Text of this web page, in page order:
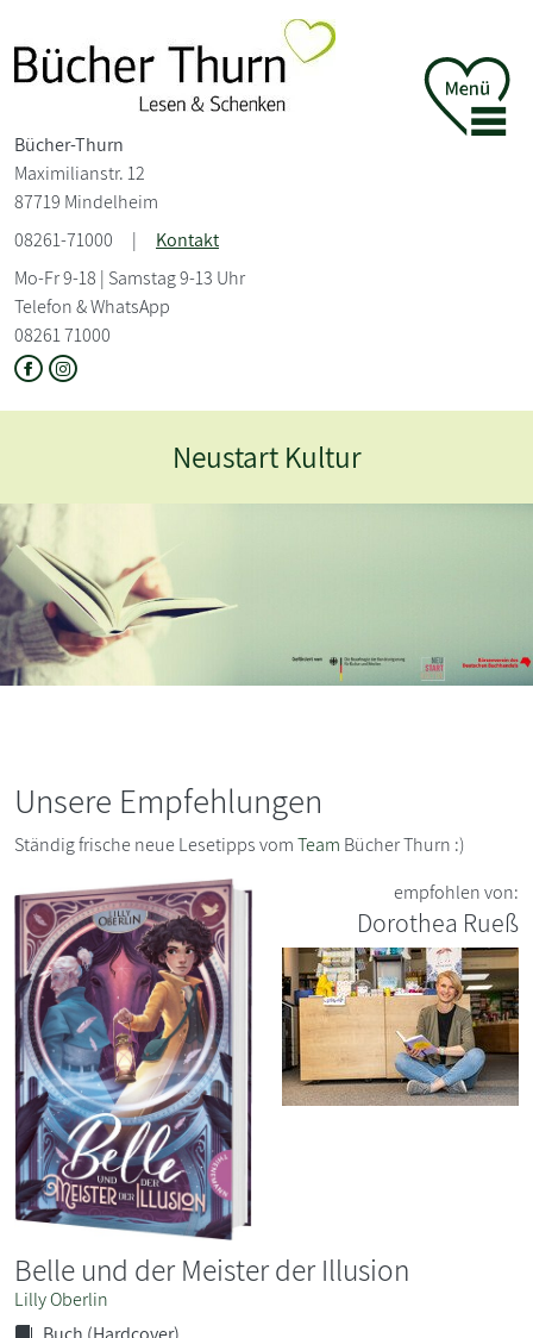
Bücher-Thurn
Maximilianstr. 12
87719 Mindelheim
08261-71000
|
Kontakt
Mo-Fr 9-18 | Samstag 9-13 Uhr
Telefon & WhatsApp
08261 71000
Neustart Kultur
Unsere Empfehlungen
Ständig frische neue Lesetipps vomTeam Bücher Thurn :)
empfohlen von:
Dorothea Rueß
Belle und der Meister der Illusion
Lilly Oberlin